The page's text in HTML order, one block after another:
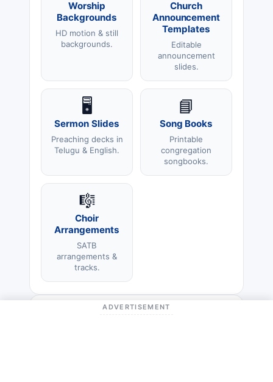
Worship
Backgrounds
HD motion & still
backgrounds.
Church
Announcement
Templates
Editable
announcement
slides.
🖥️
Sermon Slides
Preaching decks in
Telugu & English.
📘
Song Books
Printable
congregation
songbooks.
🎼
Choir
Arrangements
SATB
arrangements &
tracks.
🙏 Thank You
ADVERTISEMENT